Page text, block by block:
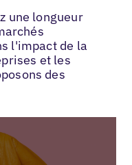
une longueur
l'impact de la
et les
des